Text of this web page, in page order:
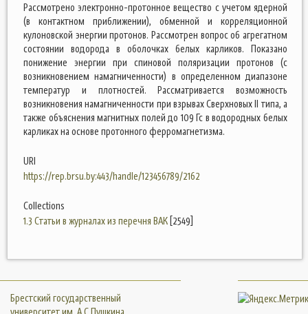
Рассмотрено электронно-протонное вещество с учетом ядерной
(в контактном приближении), обменной и корреляционной
кулоновской энергии протонов. Рассмотрен вопрос об агрегатном
состоянии водорода в оболочках белых карликов. Показано
понижение энергии при спиновой поляризации протонов (с
возникновением намагниченности) в определенном диапазоне
температур и плотностей. Рассматривается возможность
возникновения намагниченности при взрывах Сверхновых II типа, а
также объяснения магнитных полей до 109 Гс в водородных белых
карликах на основе протонного ферромагнетизма.
URI
https://rep.brsu.by:443/handle/123456789/2162
Collections
1.3 Статьи в журналах из перечня ВАК [2549]
Брестский государственный